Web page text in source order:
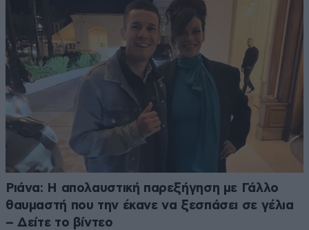
Ριάνα: Η απολαυστική παρεξήγηση με Γάλλο
θαυμαστή που την έκανε να ξεσπάσει σε γέλια
– Δείτε το βίντεο